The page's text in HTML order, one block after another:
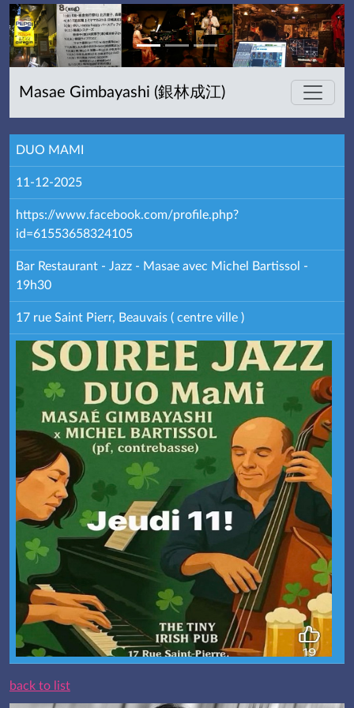
Masae Gimbayashi (銀林成江)
DUO MAMI
11-12-2025
https://www.facebook.com/profile.php?
id=61553658324105
Bar Restaurant - Jazz - Masae avec Michel Bartissol -
19h30
17 rue Saint Pierr, Beauvais ( centre ville )
back to list